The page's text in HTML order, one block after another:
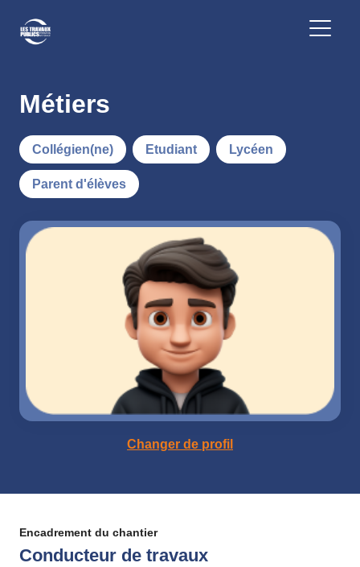
Métiers
Collégien(ne) Etudiant Lycéen
Parent d'élèves
Changer de profil
Encadrement du chantier
Conducteur de travaux